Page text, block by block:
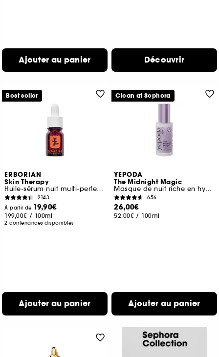
Ajouter au panier Découvrir
ERBORIAN
Skin Therapy
Huile-sérum nuit multi-perfectrice
2143
À partir de 19,90€
199,00€ / 100ml
2 contenances disponibles
Ajouter au panier
Best seller
YEPODA
The Midnight Magic
Masque de nuit riche en hydratation et à l'effet anti-âge
656
26,00€
52,00€ / 100ml
Ajouter au panier
Clean at Sephora